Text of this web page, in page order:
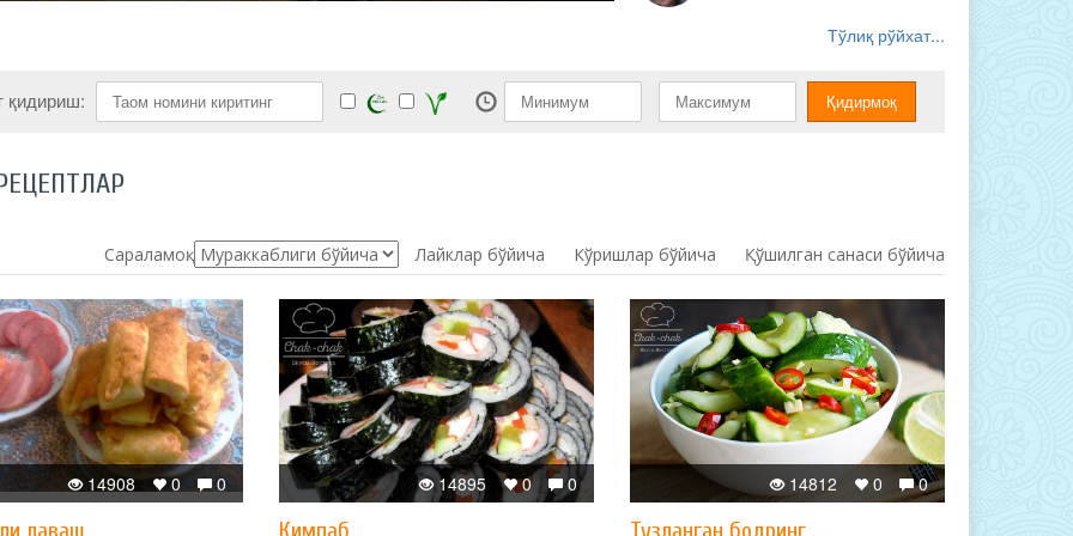
Тўлиқ рўйхат...
қидириш:
Сараламоқ: Лайклар бўйича Кўришлар бўйича Қўшилган санаси бўйича
0
0
14908 0
0
14895 0
0
14812